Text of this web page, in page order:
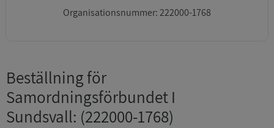
Organisationsnummer: 222000-1768
Beställning för
Samordningsförbundet I
Sundsvall: (222000-1768)